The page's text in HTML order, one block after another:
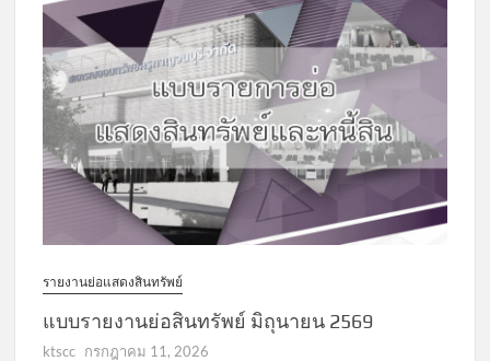
รายงานย่อแสดงสินทรัพย์
แบบรายงานย่อสินทรัพย์ มิถุนายน 2569
ktscc กรกฎาคม 11, 2026